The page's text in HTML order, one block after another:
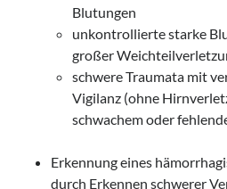
Blutungen
unkontrollierte starke
großer
schwere Traumata mit
Vigilanz (ohne
schwachem oder
Erkennung eines
durch Erkennen schwerer